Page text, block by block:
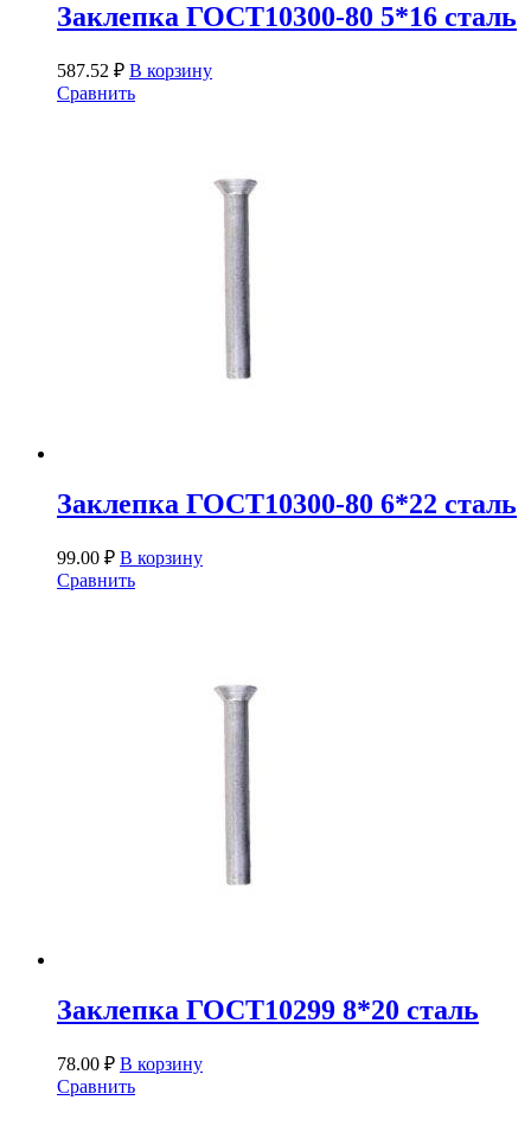
Заклепка ГОСТ10300-80 5*16 сталь
587.52 ₽ В корзину
Сравнить
Заклепка ГОСТ10300-80 6*22 сталь
99.00 ₽ В корзину
Сравнить
Заклепка ГОСТ10299 8*20 сталь
78.00 ₽ В корзину
Сравнить